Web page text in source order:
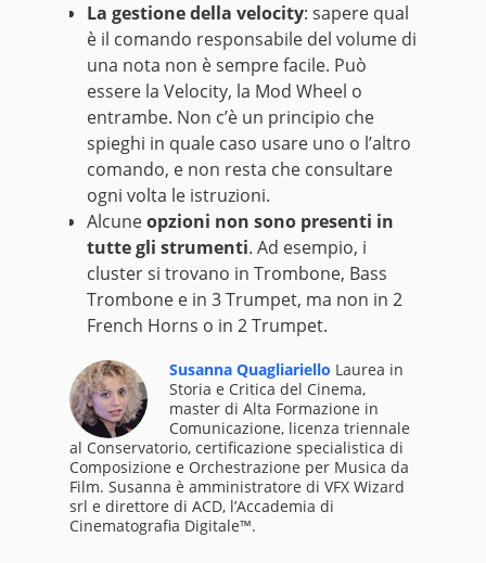
La gestione della velocity: sapere qual
è il comando responsabile del volume di
una nota non è sempre facile. Può
essere la Velocity, la Mod Wheel o
entrambe. Non c’è un principio che
spieghi in quale caso usare uno o l’altro
comando, e non resta che consultare
ogni volta le istruzioni.
Alcuneopzioni non sono presenti in
tutte gli strumenti. Ad esempio, i
cluster si trovano in Trombone, Bass
Trombone e in 3 Trumpet, ma non in 2
French Horns o in 2 Trumpet.
Susanna Quagliariello Laurea in
Storia e Critica del Cinema,
master di Alta Formazione in
Comunicazione, licenza triennale
al Conservatorio, certificazione specialistica di
Composizione e Orchestrazione per Musica da
Film. Susanna è amministratore di VFX Wizard
srl e direttore di ACD, l’Accademia di
Cinematografia Digitale™.